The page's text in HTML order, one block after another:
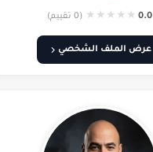
0.0
★
★
★
★
★ (0 تقييم)
عرض الملف الشخصي